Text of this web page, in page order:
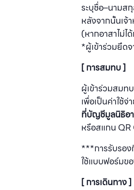
ระบุชื่อ–นาม
หลังจากนั้นเจ้
(หากอาสาไม่ไ
*ผู้เข้าร่วมยึด
[ การสมทบ ]
ผู้เข้าร่วมสมท
เพื่อเป็นค่าใช้
ที่บัญชีมูลนิธิอ
หรือสแกน
***การรับรอ
ใช้แบบฟอร์มข
[ การเดินทาง ]